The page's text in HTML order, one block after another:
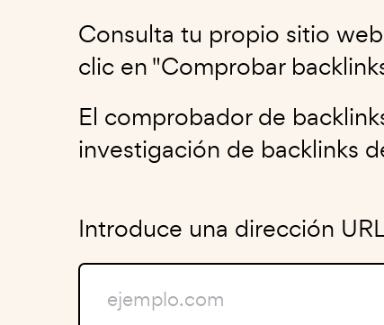
Consulta tu propio sitio
clic en "Comprobar
El comprobador de
investigación de backlinks
Introduce una dirección